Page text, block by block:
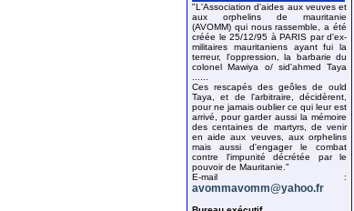
"L'Association d'aides aux veuves et
aux orphelins de mauritanie
(AVOMM) qui nous rassemble, a été
créée le 25/12/95 à PARIS par d'ex-
militaires mauritaniens ayant fui la
terreur, l'oppression, la barbarie du
colonel Mawiya o/ sid'ahmed Taya
Ces rescapés des geôles de ould
Taya, et de l'arbitraire, décidèrent,
pour ne jamais oublier ce qui leur est
arrivé, pour garder aussi la mémoire
des centaines de martyrs, de venir
en aide aux veuves, aux orphelins
mais aussi d'engager le combat
contre l'impunité décrétée par le
pouvoir de Mauritanie."
E-mail :
avommavomm@yahoo.fr